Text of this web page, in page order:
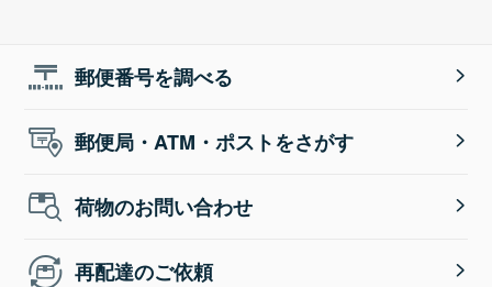
郵便番号を調べる
郵便局・ATM・ポストをさがす
荷物のお問い合わせ
再配達のご依頼